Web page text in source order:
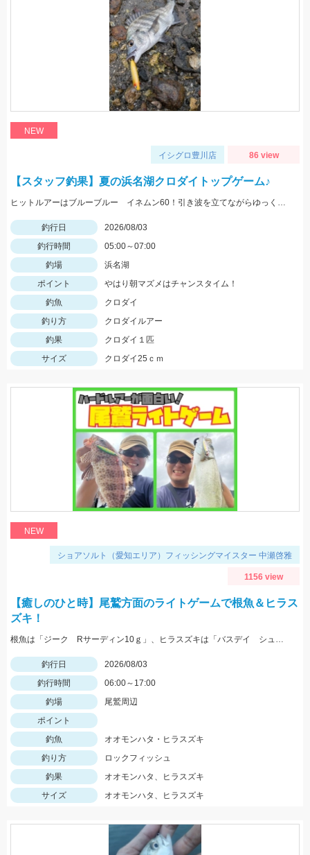
NEW
イシグロ豊川店 86 view
【スタッフ釣果】夏の浜名湖クロダイトップゲーム♪
ヒットルアーはブルーブルー イネムン60！引き波を立てながらゆっくり水面をタダ巻き。単発でしたがバシュッと気持ちよくバイトが出ました☆
釣行日
2026/08/03
釣行時間
05:00～07:00
釣場
浜名湖
ポイント
やはり朝マズメはチャンスタイム！
釣魚
クロダイ
釣り方
クロダイルアー
釣果
クロダイ１匹
サイズ
クロダイ25ｃｍ
NEW
ショアソルト（愛知エリア）フィッシングマイスター 中瀬啓雅
1156 view
【癒しのひと時】尾鷲方面のライトゲームで根魚＆ヒラス
ズキ！
根魚は「ジーク Rサーディン10ｇ」、ヒラスズキは「バスデイ シュガペン70Ｆ」が好調！
釣行日
2026/08/03
釣行時間
06:00～17:00
釣場
尾鷲周辺
ポイント
釣魚
オオモンハタ・ヒラスズキ
釣り方
ロックフィッシュ
釣果
オオモンハタ、ヒラスズキ
サイズ
オオモンハタ、ヒラスズキ